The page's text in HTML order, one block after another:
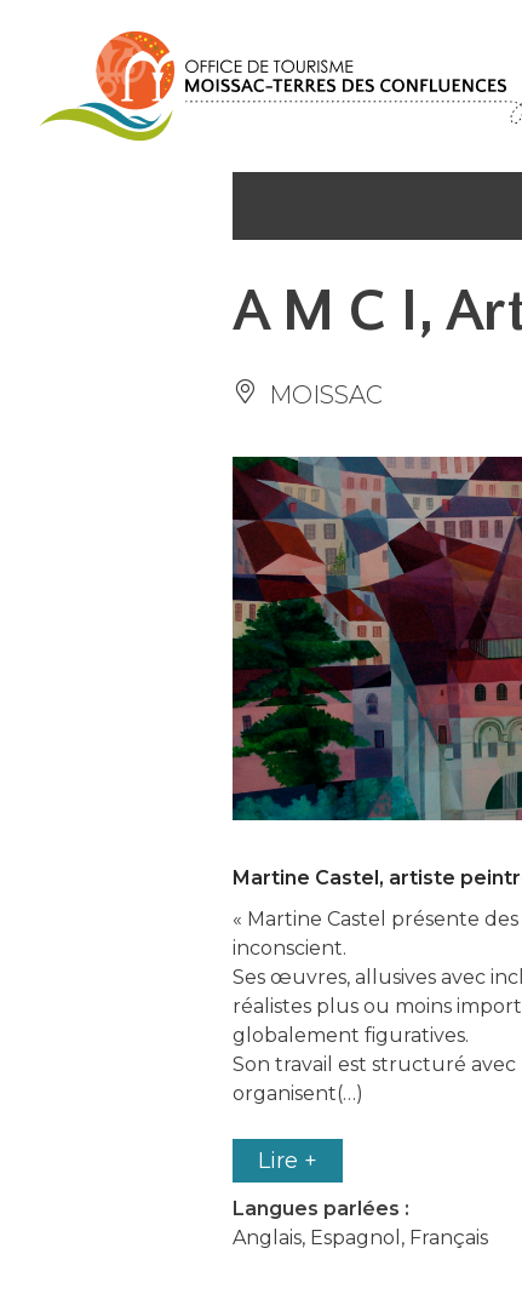
A M C I,
MOISSAC
Martine Castel, artiste
« Martine Castel présente
inconscient.
Ses œuvres, allusives avec
réalistes plus ou moins
globalement figuratives.
Son travail est structuré
organisent(…)
Lire +
Langues parlées :
Anglais, Espagnol, Français